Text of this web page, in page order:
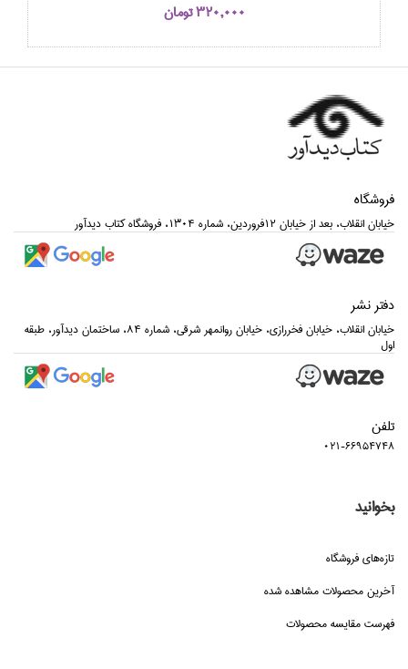
320,000 تومان
فروشگاه
خيابان انقلاب، بعد از خيابان 12فروردين، شماره 1304، فروشگاه كتاب ديدآور
دفتر نشر
خيابان انقلاب، خيابان فخررازي، خيابان روانمهر شرقي، شماره 84، ساختمان ديدآور، طبقه
اول
تلفن
021-66954748
بخوانید
تازه‌هاي فروشگاه
آخرین محصولات مشاهده شده
فهرست مقایسه محصولات